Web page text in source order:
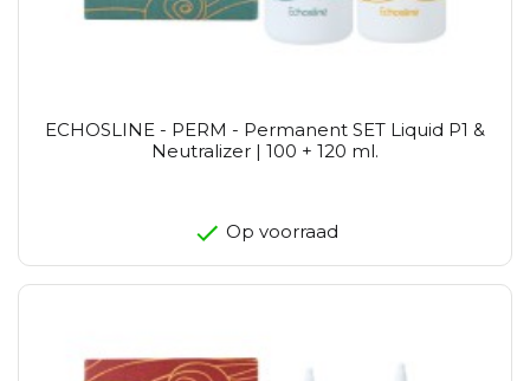
ECHOSLINE - PERM - Permanent SET Liquid P1 &
Neutralizer | 100 + 120 ml.
Op voorraad